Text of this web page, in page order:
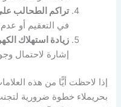
تراكم الطحالب
في التعقيم أو عدم
زيادة استهلاك
إشارة لاحتمال
إذا لاحظت أيًّا من هذه
بحريملاء خطوة ضرورية